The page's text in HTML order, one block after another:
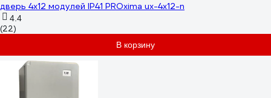
дверь 4х12 модулей IP41 PROxima ux-4x12-n
4.4
(22)
В корзину